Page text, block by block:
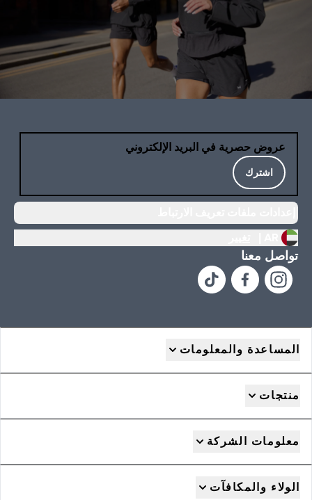
عروض حصرية في البريد الإلكتروني
اشترك
تواصل معنا
المساعدة والمعلومات
منتجات
معلومات الشركة
الولاء والمكافآت